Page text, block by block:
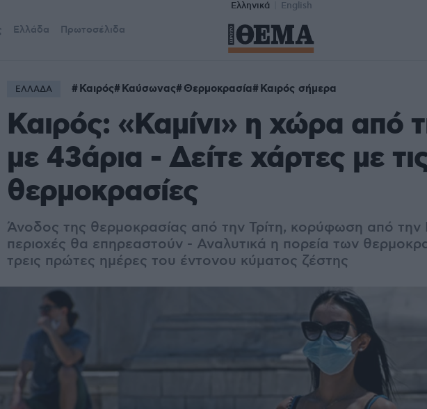
Ελληνικά English
Ελλάδα Πρωτοσέλιδα
ΕΛΛΑΔΑ Καιρός Καύσωνας Θερμοκρασία Καιρός σήμερα
Καιρός: «Καμίνι» η χώρα από
με 43άρια - Δείτε χάρτες με
θερμοκρασίες
Άνοδος της θερμοκρασίας από την Τρίτη, κορύφωση από την
περιοχές θα επηρεαστούν - Αναλυτικά η πορεία των
τρεις πρώτες ημέρες του έντονου κύματος ζέστης